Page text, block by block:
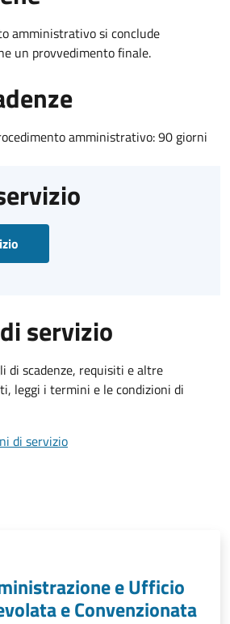
amministrativo si conclude
un provvedimento finale.
amministrativo: 90 giorni
servizio
di scadenze, requisiti e altre
leggi i termini e le condizioni di
di servizio
e Ufficio
e Convenzionata